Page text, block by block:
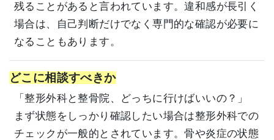
残ることがあると言われています。違和感が長引く
場合は、自己判断だけでなく専門的な確認が必要に
なることもあります。
どこに相談すべきか
「整形外科と整骨院、どっちに行けばいいの？」
まず状態をしっかり確認したい場合は整形外科での
チェックが一般的とされています。骨や炎症の状態